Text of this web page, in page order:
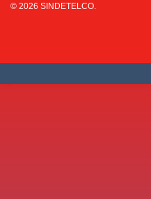
© 2026 SINDETELCO.